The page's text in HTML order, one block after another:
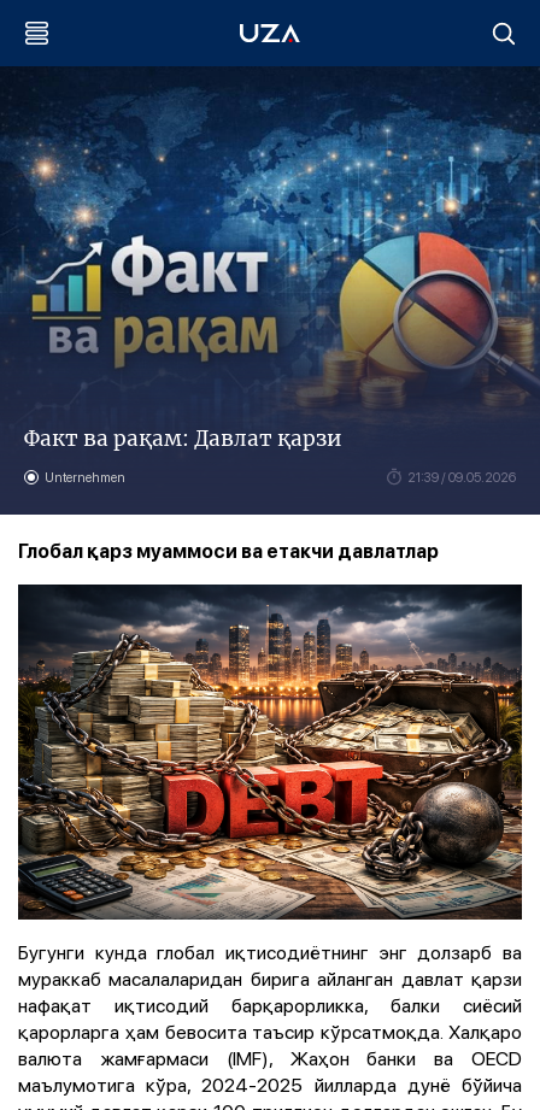
Факт ва рақам: Давлат қарзи
Unternehmen 21:39 / 09.05.2026
Глобал қарз муаммоси ва етакчи давлатлар
Бугунги кунда глобал иқтисодиётнинг энг долзарб ва
мураккаб масалаларидан бирига айланган давлат қарзи
нафақат иқтисодий барқарорликка, балки сиёсий
қарорларга ҳам бевосита таъсир кўрсатмоқда. Халқаро
валюта жамғармаси (IMF), Жаҳон банки ва OECD
маълумотига кўра, 2024-2025 йилларда дунё бўйича